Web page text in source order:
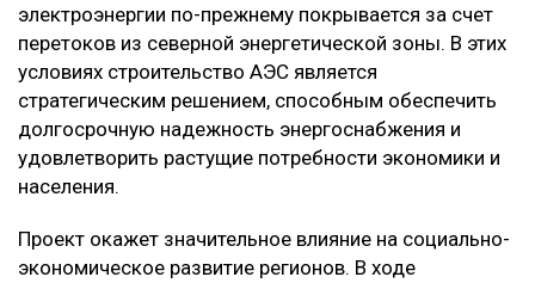
электроэнергии по-прежнему покрывается за счет
перетоков из северной энергетической зоны. В этих
условиях строительство АЭС является
стратегическим решением, способным обеспечить
долгосрочную надежность энергоснабжения и
удовлетворить растущие потребности экономики и
населения.
Проект окажет значительное влияние на социально-
экономическое развитие регионов. В ходе